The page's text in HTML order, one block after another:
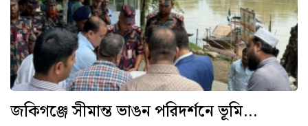
জকিগঞ্জে সীমান্ত ভাঙন পরিদর্শনে ভূমি...